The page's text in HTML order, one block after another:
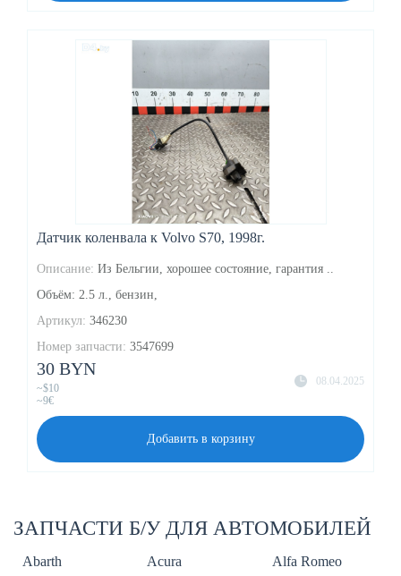
Датчик коленвала к Volvo S70, 1998г.
Описание: Из Бельгии, хорошее состояние, гарантия ..
Объём: 2.5 л., бензин,
Артикул: 346230
Номер запчасти: 3547699
08.04.2025
30 BYN
~$10
~9€
Добавить в корзину
ЗАПЧАСТИ Б/У ДЛЯ АВТОМОБИЛЕЙ
Abarth Acura
Alfa Romeo